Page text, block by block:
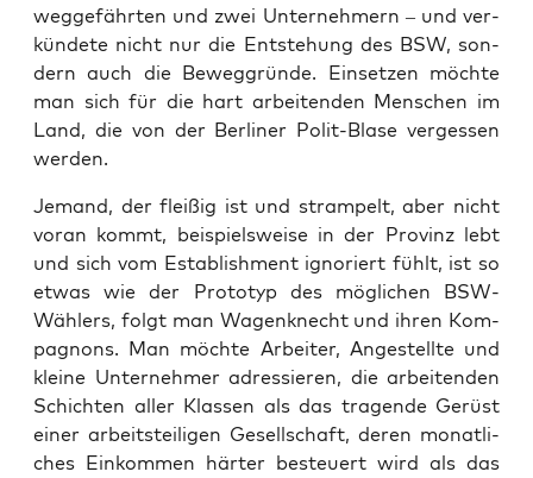
weg­ge­fähr­ten und zwei Unter­neh­mern – und ver­
kün­de­te nicht nur die Ent­ste­hung des BSW, son­
dern auch die Beweg­grün­de. Ein­set­zen möch­te
man sich für die hart arbei­ten­den Men­schen im
Land, die von der Ber­li­ner Polit-Bla­se ver­ges­sen
werden.
Jemand, der flei­ßig ist und stram­pelt, aber nicht
vor­an kommt, bei­spiels­wei­se in der Pro­vinz lebt
und sich vom Estab­lish­ment igno­riert fühlt, ist so
etwas wie der Pro­to­typ des mög­li­chen BSW-
Wäh­lers, folgt man Wagen­knecht und ihren Kom­
pa­gnons. Man möch­te Arbei­ter, Ange­stell­te und
klei­ne Unter­neh­mer adres­sie­ren, die arbei­ten­den
Schich­ten aller Klas­sen als das tra­gen­de Gerüst
einer arbeits­tei­li­gen Gesell­schaft, deren monat­li­
ches Ein­kom­men här­ter besteu­ert wird als das